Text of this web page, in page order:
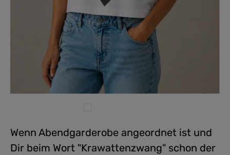
Wenn Abendgarderobe angeordnet ist und
Dir beim Wort "Krawattenzwang" schon der